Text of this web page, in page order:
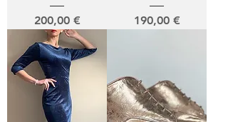
Prix
200,00 € Prix
190,00 €